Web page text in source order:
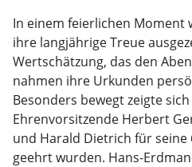
In einem feierlichen Moment
ihre langjährige Treue
Wertschätzung, das den
nahmen ihre Urkunden
Besonders bewegt zeigte
Ehrenvorsitzende Herbert
und Harald Dietrich für
geehrt wurden. Hans-